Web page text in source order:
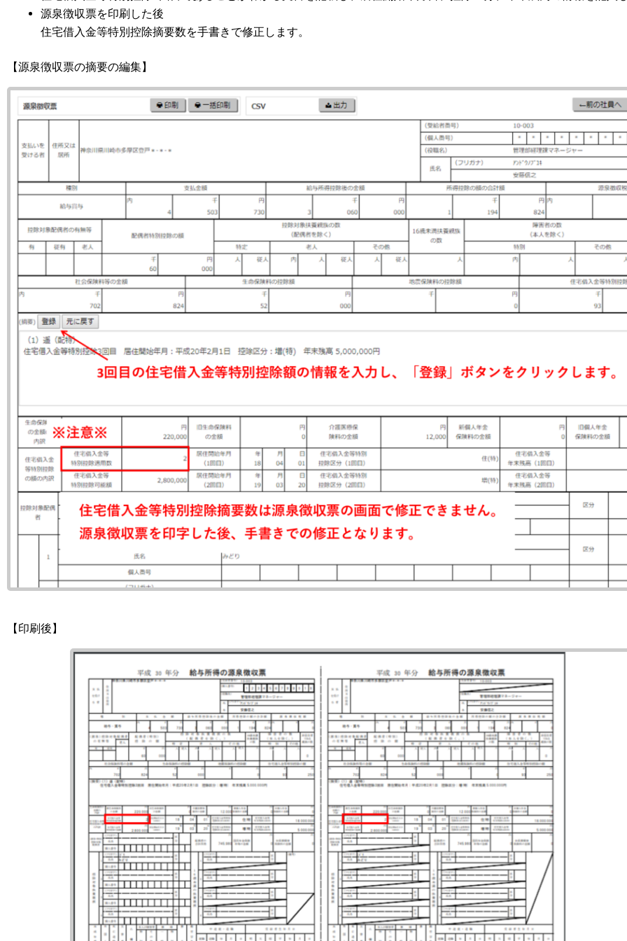
源泉徴収票を印刷した後
住宅借入金等特別控除摘要数を手書きで修正します。
【源泉徴収票の摘要の編集】
【印刷後】